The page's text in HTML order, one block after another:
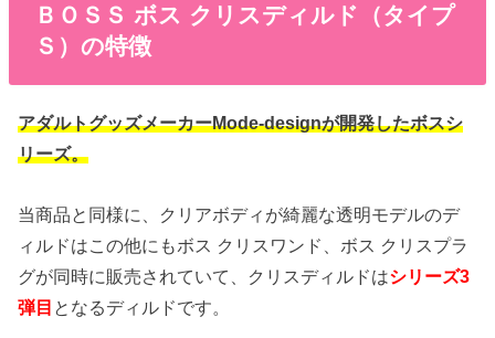
ＢＯＳＳ ボス クリスディルド（タイプ
Ｓ）の特徴
アダルトグッズメーカーMode-designが開発したボスシ
リーズ。
当商品と同様に、クリアボディが綺麗な透明モデルのデ
ィルドはこの他にもボス クリスワンド、ボス クリスプラ
グが同時に販売されていて、クリスディルドはシリーズ3
弾目 となるディルドです。